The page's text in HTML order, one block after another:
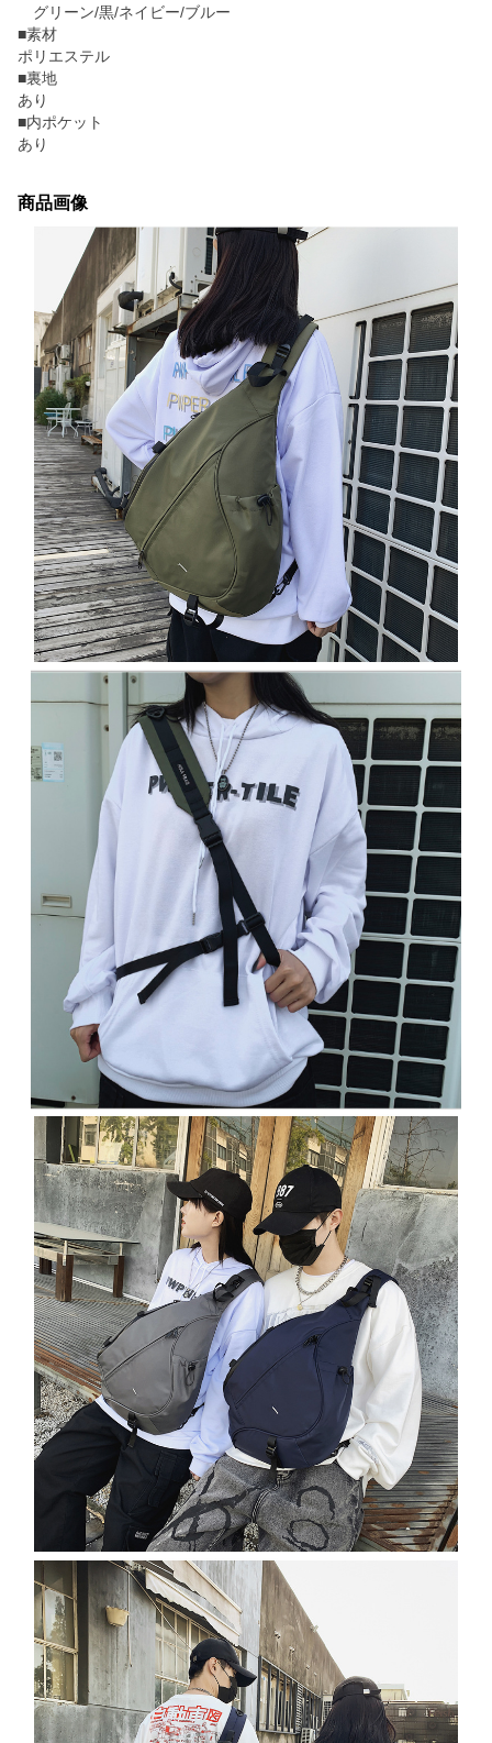
グリーン/黒/ネイビー/ブルー
■素材
ポリエステル
■裏地
あり
■内ポケット
あり
商品画像